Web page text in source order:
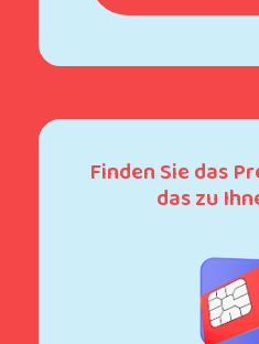
Finden Sie das
das zu